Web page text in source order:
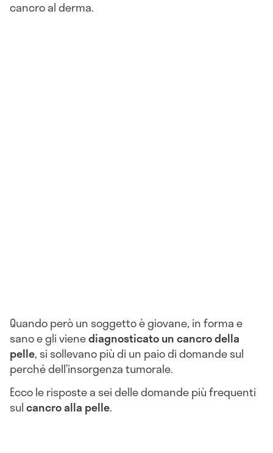
cancro al derma.
Quando però un soggetto è giovane, in forma e
sano e gli vienediagnosticato un cancro della
pelle, si sollevano più di un paio di domande sul
perché dell’insorgenza tumorale.
Ecco le risposte a sei delle domande più frequenti
sulcancro alla pelle.